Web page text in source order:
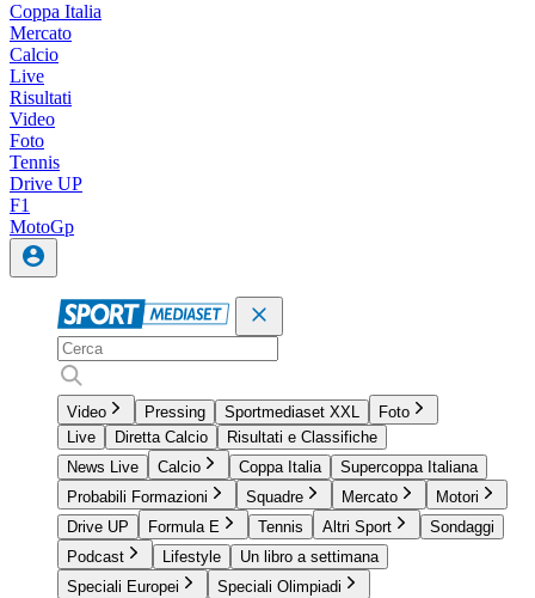
Coppa Italia
Mercato
Calcio
Live
Risultati
Video
Foto
Tennis
Drive UP
F1
MotoGp
Video Pressing Sportmediaset XXL
Foto
Live
Diretta Calcio
Risultati e Classifiche
News Live
Calcio Coppa Italia
Supercoppa Italiana
Probabili Formazioni
Squadre Mercato
Motori
Drive UP
Formula E Tennis Altri Sport
Sondaggi
Podcast
Lifestyle
Un libro a settimana
Speciali Europei
Speciali Olimpiadi